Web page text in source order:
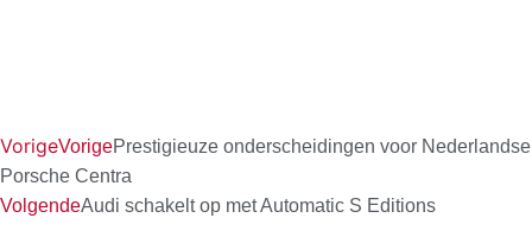
VorigeVorigePrestigieuze onderscheidingen voor Nederlandse
Porsche Centra
VolgendeAudi schakelt op met Automatic S Editions